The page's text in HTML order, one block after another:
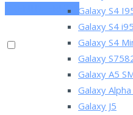
PRENUMERUOK Galaxy S4
Galaxy S4
Galaxy S4
Galaxy
Galaxy A5
Galaxy
Galaxy J5